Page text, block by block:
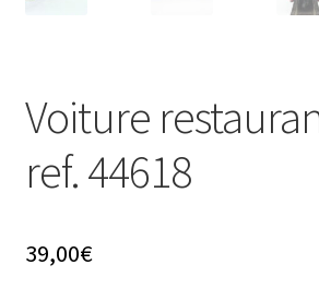
Voiture
ref. 44618
39,00€